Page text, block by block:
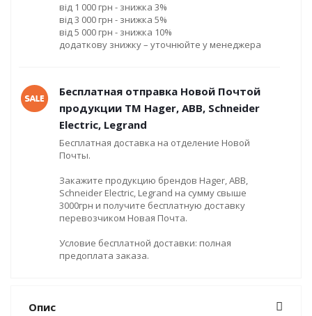
від 1 000 грн - знижка 3%
від 3 000 грн - знижка 5%
від 5 000 грн - знижка 10%
додаткову знижку – уточнюйте у менеджера
Бесплатная отправка Новой Почтой
продукции ТМ Hager, ABB, Schneider
Electric, Legrand
Бесплатная доставка на отделение Новой
Почты.
Закажите продукцию брендов Hager, ABB,
Schneider Electric, Legrand на сумму свыше
3000грн и получите бесплатную доставку
перевозчиком Новая Почта.
Условие бесплатной доставки: полная
предоплата заказа.
Опис